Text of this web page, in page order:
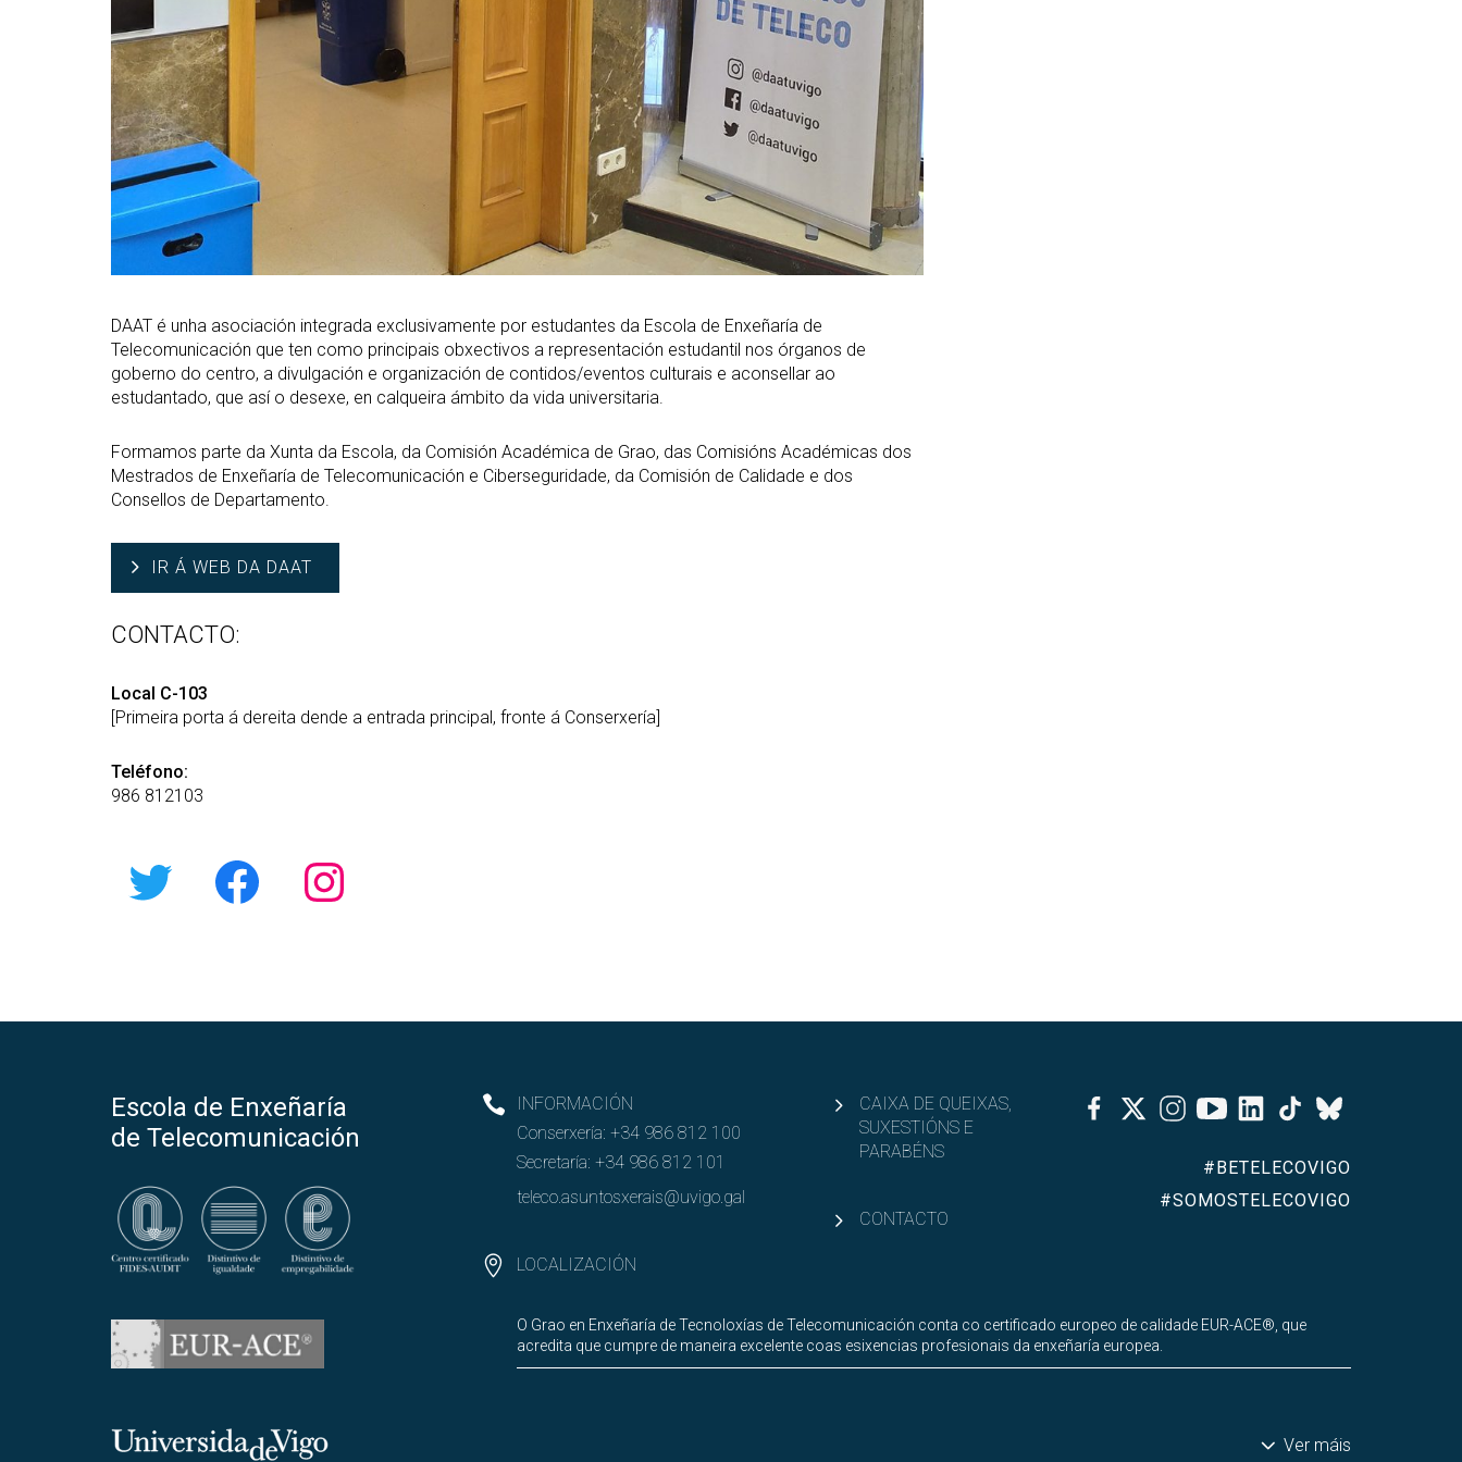
DAAT é unha asociación integrada exclusivamente por estudantes da Escola de Enxeñaría de
Telecomunicación que ten como principais obxectivos a representación estudantil nos órganos de
goberno do centro, a divulgación e organización de contidos/eventos culturais e aconsellar ao
estudantado, que así o desexe, en calqueira ámbito da vida universitaria.
Formamos parte da Xunta da Escola, da Comisión Académica de Grao, das Comisións Académicas dos
Mestrados de Enxeñaría de Telecomunicación e Ciberseguridade, da Comisión de Calidade e dos
Consellos de Departamento.
IR Á WEB DA DAAT
CONTACTO:
Local C-103
[Primeira porta á dereita dende a entrada principal, fronte á Conserxería]
Teléfono:
986 812103
TwitterFacebook
Instagram
Escola de Enxeñaría
de Telecomunicación
INFORMACIÓN
Conserxería:+34 986 812 100
Secretaría:+34 986 812 101
teleco.asuntosxerais@uvigo.gal
LOCALIZACIÓN
CAIXA DE QUEIXAS,
SUXESTIÓNS E
PARABÉNS
CONTACTO
Facebook
TwitterInstagramYoutubeLinkedinTiktok
Bluesky
#BETELECOVIGO
#SOMOSTELECOVIGO
O Grao en Enxeñaría de Tecnoloxías de Telecomunicación conta co certificado europeo de calidade EUR-ACE®, que
acredita que cumpre de maneira excelente coas esixencias profesionais da enxeñaría europea.
Universidade de Vigo Ver máis